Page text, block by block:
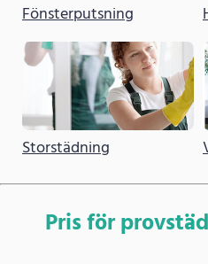
Fönsterputsning
Storstädning
Pris för